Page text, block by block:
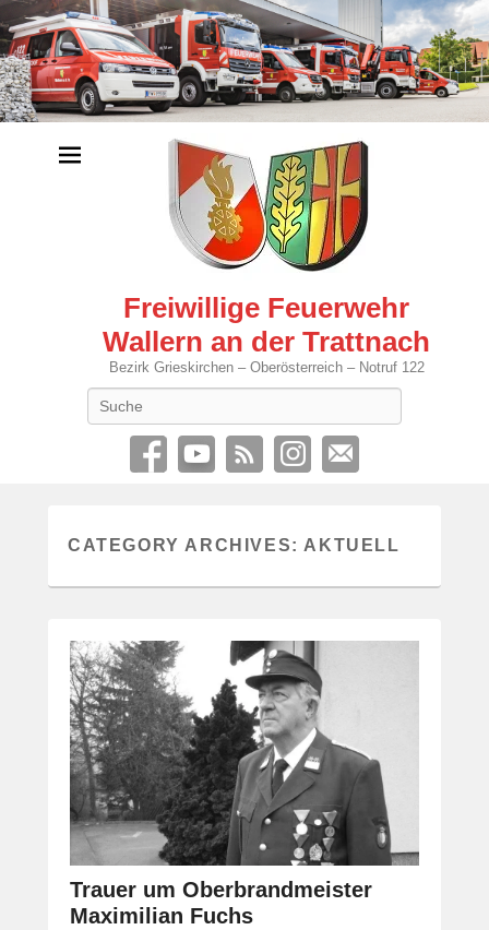
Freiwillige Feuerwehr
Wallern an der Trattnach
Bezirk Grieskirchen – Oberösterreich – Notruf 122
CATEGORY ARCHIVES: AKTUELL
Trauer um Oberbrandmeister
Maximilian Fuchs